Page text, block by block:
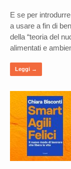
E se per
a usare a fin di
della “teoria del
alimentati e
Leggi →